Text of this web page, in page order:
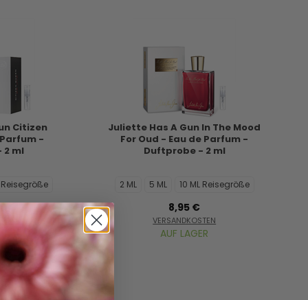
Citizen
-
ml
Reisegröße
Juliette Has A Gun In The Mood
For Oud - Eau de Parfum -
Duftprobe - 2 ml
2 ML 5 ML 10 ML Reisegröße
8,95 €
VERSANDKOSTEN
AUF LAGER